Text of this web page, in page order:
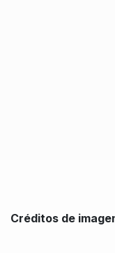
Créditos de